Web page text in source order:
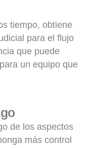
tiempo, obtiene
para el flujo
que puede
un equipo que
de los aspectos
más control